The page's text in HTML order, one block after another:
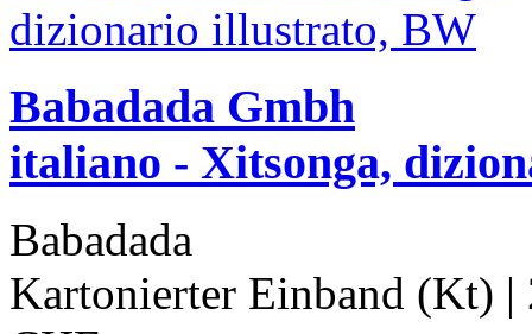
Babadada Gmbh
italiano - Xitsonga,
Babadada
Kartonierter Einband (Kt) |